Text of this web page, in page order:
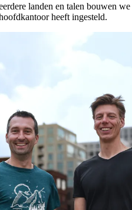
landen en talen bouwen
heeft ingesteld.